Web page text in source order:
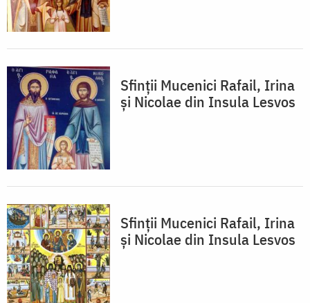
Sfinții Mucenici Rafail, Irina
și Nicolae din Insula Lesvos
Sfinții Mucenici Rafail, Irina
și Nicolae din Insula Lesvos